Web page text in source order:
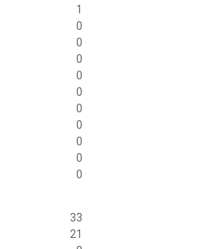
1
0
0
0
0
0
0
0
0
0
0
33
21